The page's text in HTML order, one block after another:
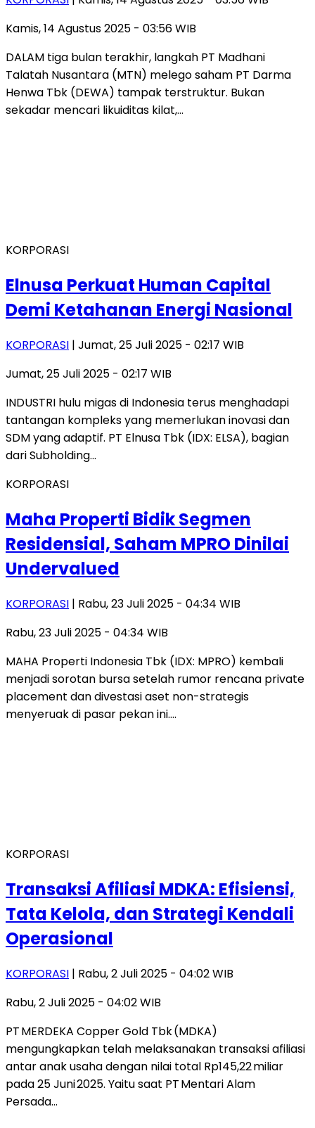
Kamis, 14 Agustus 2025 - 03:56 WIB
DALAM tiga bulan terakhir, langkah PT Madhani
Talatah Nusantara (MTN) melego saham PT Darma
Henwa Tbk (DEWA) tampak terstruktur. Bukan
sekadar mencari likuiditas kilat,…
KORPORASI
Elnusa Perkuat Human Capital
Demi Ketahanan Energi Nasional
KORPORASI | Jumat, 25 Juli 2025 - 02:17 WIB
Jumat, 25 Juli 2025 - 02:17 WIB
INDUSTRI hulu migas di Indonesia terus menghadapi
tantangan kompleks yang memerlukan inovasi dan
SDM yang adaptif. PT Elnusa Tbk (IDX: ELSA), bagian
dari Subholding…
KORPORASI
Maha Properti Bidik Segmen
Residensial, Saham MPRO Dinilai
Undervalued
KORPORASI | Rabu, 23 Juli 2025 - 04:34 WIB
Rabu, 23 Juli 2025 - 04:34 WIB
MAHA Properti Indonesia Tbk (IDX: MPRO) kembali
menjadi sorotan bursa setelah rumor rencana private
placement dan divestasi aset non-strategis
menyeruak di pasar pekan ini….
KORPORASI
Transaksi Afiliasi MDKA: Efisiensi,
Tata Kelola, dan Strategi Kendali
Operasional
KORPORASI | Rabu, 2 Juli 2025 - 04:02 WIB
Rabu, 2 Juli 2025 - 04:02 WIB
PT MERDEKA Copper Gold Tbk (MDKA)
mengungkapkan telah melaksanakan transaksi afiliasi
antar anak usaha dengan nilai total Rp145,22 miliar
pada 25 Juni 2025. Yaitu saat PT Mentari Alam
Persada…